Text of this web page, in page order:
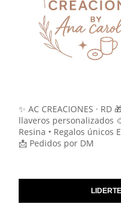
✨ AC CREACIONES · RD
llaveros personalizados
Resina • Regalos únicos
📩 Pedidos por DM